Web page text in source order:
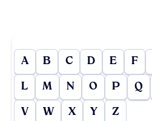
A B C D E F
L M N O P Q
V W X Y Z